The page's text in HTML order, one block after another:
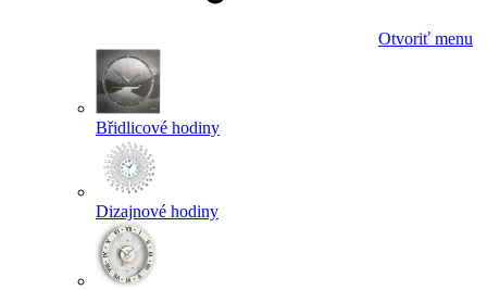
Otvoriť menu
Břidlicové hodiny
Dizajnové hodiny